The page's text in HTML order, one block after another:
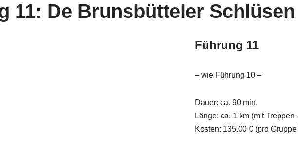
11: De Brunsbütteler
Führung 11
– wie Führung 10 –
Dauer: ca. 90 min.
Länge: ca. 1 km (mit
Kosten: 135,00 € (pro